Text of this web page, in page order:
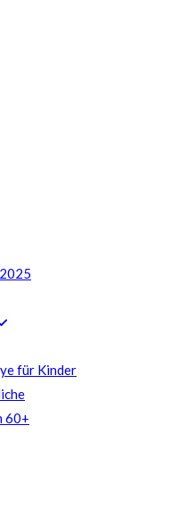
für Kinder
60+